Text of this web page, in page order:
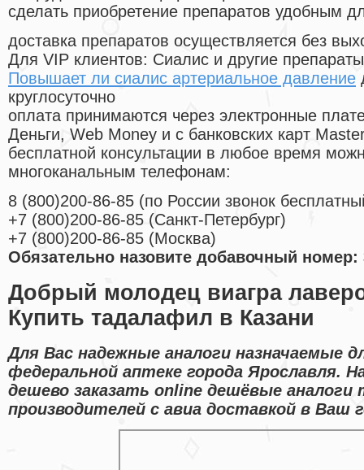
сделать приобретение препаратов удобным
доставка препаратов осуществляется без
Для VIP клиентов: Сиалис и другие
Повышает ли сиалис артериальное давление
круглосуточно
оплата принимаются через электронные
Деньги, Web Money и с банковских карт
бесплатной консультации в любое время
многоканальным телефонам:
8 (800)200-86-85 (по России звонок
+7 (800)200-86-85 (Санкт-Петербург)
+7 (800)200-86-85 (Москва)
Обязательно назовите добавочный номер:
Добрый молодец виагра
Купить тадалафил в Казани
Для Вас надежные аналоги назначаемые
федеральной аптеке города Ярославля.
дешево заказать online дешёвые аналоги
производителей с авиа доставкой в Ваш